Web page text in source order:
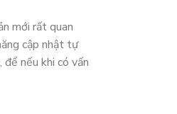
mới rất quan
cập nhật tự
nếu khi có vấn